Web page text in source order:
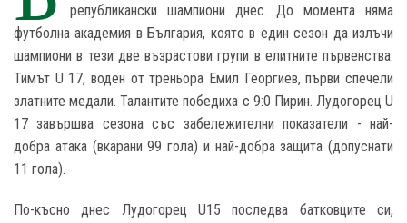
републикански шампиони днес. До момента няма
футболна академия в България, която в един сезон да излъчи
шампиони в тези две възрастови групи в елитните първенства.
Тимът U 17, воден от треньора Емил Георгиев, първи спечели
златните медали. Талантите победиха с 9:0 Пирин. Лудогорец U
17 завършва сезона със забележителни показатели - най-
добра атака (вкарани 99 гола) и най-добра защита (допуснати
11 гола).
По-късно днес Лудогорец U15 последва батковците си,